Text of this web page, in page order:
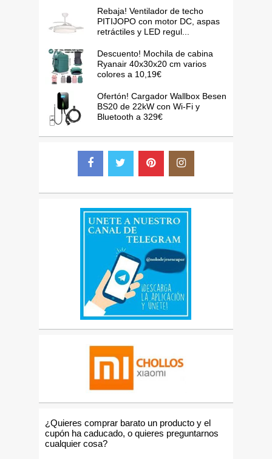
Rebaja! Ventilador de techo
PITIJOPO con motor DC, aspas
retráctiles y LED regul...
Descuento! Mochila de cabina
Ryanair 40x30x20 cm varios
colores a 10,19€
Ofertón! Cargador Wallbox Besen
BS20 de 22kW con Wi-Fi y
Bluetooth a 329€
¿Quieres comprar barato un producto y el
cupón ha caducado, o quieres preguntarnos
cualquier cosa?